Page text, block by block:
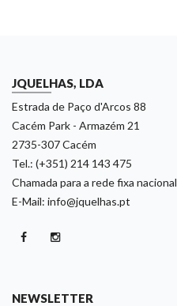
JQUELHAS, LDA
Estrada de Paço d'Arcos 88
Cacém Park - Armazém 21
2735-307 Cacém
Tel.: (+351) 214 143 475
Chamada para a rede fixa nacional
E-Mail: info@jquelhas.pt
NEWSLETTER